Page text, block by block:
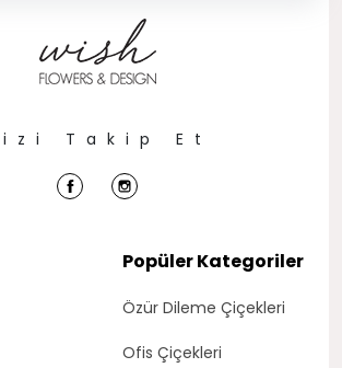
Popüler Kategoriler
Özür Dileme Çiçekleri
Ofis Çiçekleri
Takip Et